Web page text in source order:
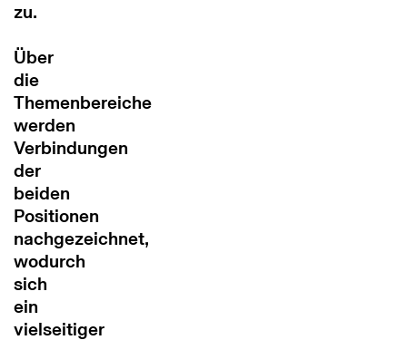
zu.
Über
die
Themenbereiche
werden
Verbindungen
der
beiden
Positionen
nachgezeichnet,
wodurch
sich
ein
vielseitiger